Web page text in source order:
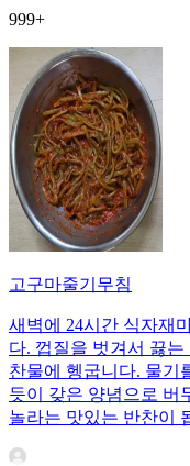
999+
고구마줄기무침
새벽에 24시간 식자재
다. 껍질을 벗겨서 끓
찬물에 헹굽니다. 물기
듯이 갖은 양념으로 버
놀라는 맛있는 반찬이